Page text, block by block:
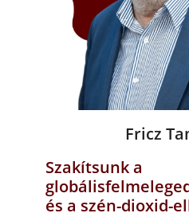
Fricz
Szakítsunk a
és a szén-dioxid-